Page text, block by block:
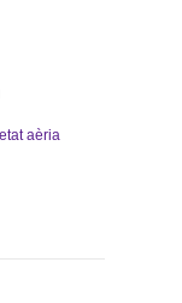
aèria